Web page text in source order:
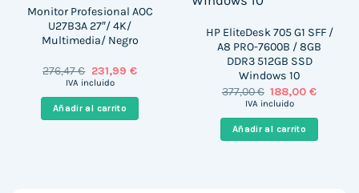
Monitor Profesional AOC
U27B3A 27″/ 4K/
Multimedia/ Negro
276,47€ El
precio
era:
276,47 €.
231,99 €El
es:
231,99 €.
IVA incluido
Añadir al carrito
HP EliteDesk 705 G1 SFF /
A8 PRO-7600B / 8GB
DDR3 512GB SSD
Windows 10
377,00€ El
precio
era:
377,00 €.
188,00€El
es:
188,00
IVA incluido
Añadir al carrito